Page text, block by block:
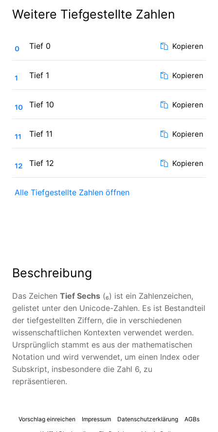
Weitere Tiefgestellte Zahlen
₀ Tief 0 Kopieren
₁ Tief 1 Kopieren
₁₀ Tief 10 Kopieren
₁₁ Tief 11 Kopieren
₁₂ Tief 12 Kopieren
Alle Tiefgestellte Zahlen öffnen
Beschreibung
Das Zeichen Tief Sechs (₆) ist ein Zahlenzeichen,
gelistet unter den Unicode-Zahlen. Es ist Bestandteil
der tiefgestellten Ziffern, die in verschiedenen
wissenschaftlichen Kontexten verwendet werden.
Ursprünglich stammt es aus der mathematischen
Notation und wird verwendet, um einen Index oder
Subskript, insbesondere die Zahl 6, zu
repräsentieren.
Vorschlag einreichen Impressum Datenschutzerklärung
AGBs